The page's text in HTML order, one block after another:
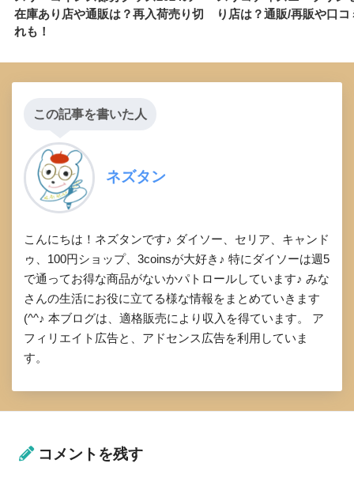
在庫あり店や通販は？再入荷売り切
れも！
り店は？通販/再販や口コ
この記事を書いた人
ネズタン
こんにちは！ネズタンです♪ ダイソー、セリア、キャンド
ゥ、100円ショップ、3coinsが大好き♪ 特にダイソーは週5
で通ってお得な商品がないかパトロールしています♪ みな
さんの生活にお役に立てる様な情報をまとめていきます
(^^♪ 本ブログは、適格販売により収入を得ています。 ア
フィリエイト広告と、アドセンス広告を利用していま
す。
コメントを残す